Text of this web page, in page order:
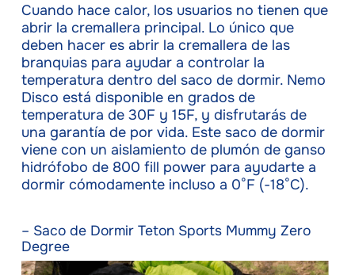
Cuando hace calor, los usuarios no tienen que
abrir la cremallera principal. Lo único que
deben hacer es abrir la cremallera de las
branquias para ayudar a controlar la
temperatura dentro del saco de dormir. Nemo
Disco está disponible en grados de
temperatura de 30F y 15F, y disfrutarás de
una garantía de por vida. Este saco de dormir
viene con un aislamiento de plumón de ganso
hidrófobo de 800 fill power para ayudarte a
dormir cómodamente incluso a 0°F (-18°C).
– Saco de Dormir Teton Sports Mummy Zero
Degree